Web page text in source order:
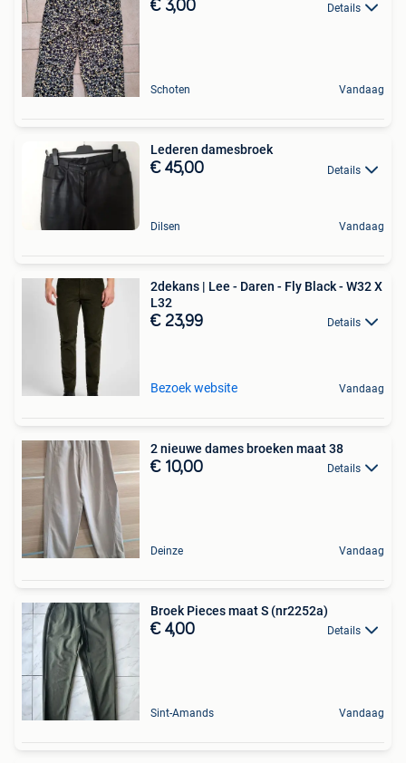
€ 3,00 Details
Schoten Vandaag
Lederen damesbroek
€ 45,00 Details
Dilsen Vandaag
2dekans | Lee - Daren - Fly Black - W32 X
L32
€ 23,99 Details
Bezoek website Vandaag
2 nieuwe dames broeken maat 38
€ 10,00 Details
Deinze Vandaag
Broek Pieces maat S (nr2252a)
€ 4,00 Details
Sint-Amands Vandaag